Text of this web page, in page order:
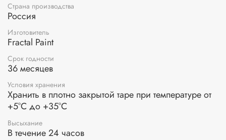
Страна производства
Россия
Изготовитель
Fractal Paint
Срок годности
36 месяцев
Условия хранения
Хранить в плотно закрытой таре при температуре от
+5°С до +35°С
Высыхание
В течение 24 часов